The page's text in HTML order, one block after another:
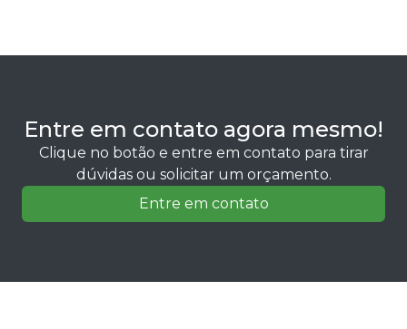
Entre em contato agora mesmo!
Clique no botão e entre em contato para tirar
dúvidas ou solicitar um orçamento.
Entre em contato